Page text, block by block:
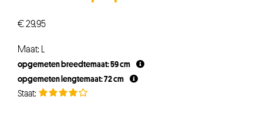
€29,95
Maat: L
opgemeten breedtemaat: 59 cm
opgemeten lengtemaat: 72 cm